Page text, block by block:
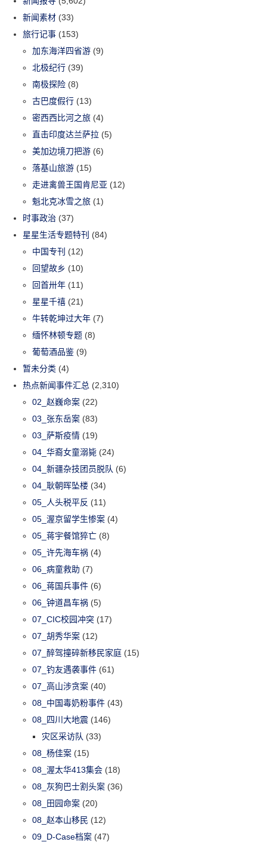
新闻素材 (33)
旅行记事 (153)
加东海洋四省游 (9)
北极纪行 (39)
南极探险 (8)
古巴度假行 (13)
密西西比河之旅 (4)
直击印度达兰萨拉 (5)
美加边境刀把游 (6)
落基山旅游 (15)
走进禽兽王国肯尼亚 (12)
魁北克冰雪之旅 (1)
时事政治 (37)
星星生活专题特刊 (84)
中国专刊 (12)
回望故乡 (10)
回首卅年 (11)
星星千禧 (21)
牛转乾坤过大年 (7)
缅怀林顿专题 (8)
葡萄酒品鉴 (9)
暂未分类 (4)
热点新闻事件汇总 (2,310)
02_赵巍命案 (22)
03_张东岳案 (83)
03_萨斯疫情 (19)
04_华裔女童溺毙 (24)
04_新疆杂技团员脱队 (6)
04_耿朝晖坠楼 (34)
05_人头税平反 (11)
05_渥京留学生惨案 (4)
05_蒋宇餐馆猝亡 (8)
05_许先海车祸 (4)
06_病童救助 (7)
06_蒋国兵事件 (6)
06_钟道昌车祸 (5)
07_CIC校园冲突 (17)
07_胡秀华案 (12)
07_醉驾撞碎新移民家庭 (15)
07_钓友遇袭事件 (61)
07_高山涉贪案 (40)
08_中国毒奶粉事件 (43)
08_四川大地震 (146)
灾区采访队 (33)
08_杨佳案 (15)
08_渥太华413集会 (18)
08_灰狗巴士割头案 (36)
08_田园命案 (20)
08_赵本山移民 (12)
09_D-Case档案 (47)